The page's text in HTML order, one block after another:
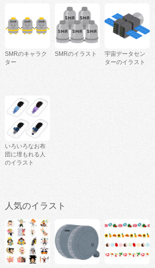
SMRのキャラク
ター
SMRのイラスト
宇宙データセン
ターのイラスト
いろいろなお布
団に埋もれる人
のイラスト
人気のイラスト